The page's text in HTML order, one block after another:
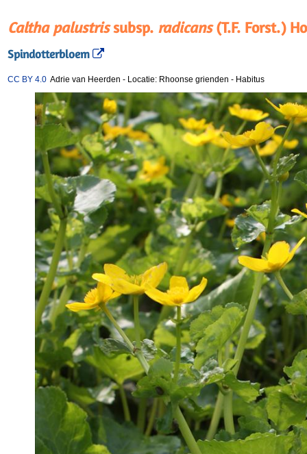
Caltha palustrissubsp. radicans(T.F. Forst.)
Spindotterbloem
CC BY 4.0 Adrie van Heerden - Locatie: Rhoonse grienden - Habitus